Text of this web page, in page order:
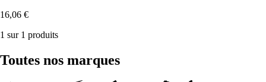
16,06 €
1 sur 1 produits
Toutes nos marques